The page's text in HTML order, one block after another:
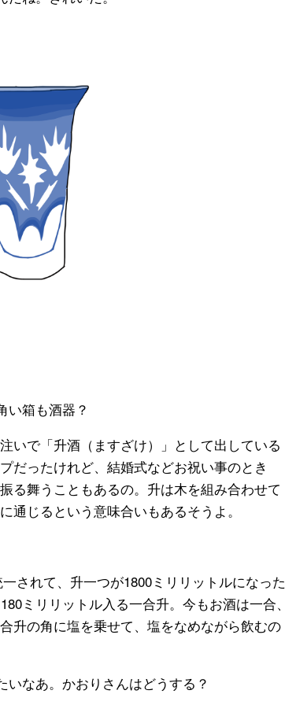
箱も酒器？
いで「升酒（ますざけ）」として出している
だったけれど、結婚式などお祝い事のとき
る舞うこともあるの。升は木を組み合わせて
じるという意味合いもあるそうよ。
されて、升一つが1800ミリリットルになった
ミリリットル入る一合升。今もお酒は一合、
升の角に塩を乗せて、塩をなめながら飲むの
なあ。かおりさんはどうする？